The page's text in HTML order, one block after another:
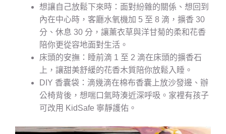
想讓自己放鬆下來時：面對紛雜的關係、想回到
內在中心時，客廳水氧機加 5 至 8 滴，擴香 30
分、休息 30 分，讓薰衣草與洋甘菊的柔和花香
陪你更從容地面對生活。
床頭的安撫：睡前滴 1 至 2 滴在床頭的擴香石
上，讓甜美舒緩的花香木質陪你放鬆入睡。
DIY 香囊袋：滴幾滴在棉布香囊上放沙發邊、辦
公椅背後，想喘口氣時湊近深呼吸。家裡有孩子
可改用 KidSafe 寧靜護佑。